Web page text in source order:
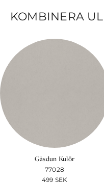
KOMBINERA
Gåsdun Kulör
77028
499 SEK